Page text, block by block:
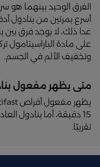
الفرق الوحيد بينهما هو
أسرع بمرتين من بنادول
عدا ذلك، لا يوجد فرق بين
وتخفيف الألم في الجسم.
متى يظهر مفعول
تقريبًا.